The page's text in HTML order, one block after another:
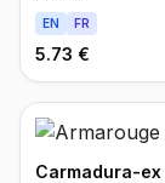
EN FR
5.73 €
Carmadura-ex